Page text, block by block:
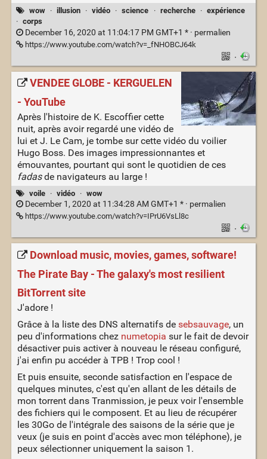
wow · illusion · vidéo · science · recherche · expérience
· corps
December 16, 2020 at 11:04:17 PM GMT+1 * · permalien
https://www.youtube.com/watch?v=_fNHOBCJ64k
·
VENDEE GLOBE - KERGUELEN
- YouTube
Après l'histoire de K. Escoffier cette
nuit, après avoir regardé une vidéo de
lui et J. Le Cam, je tombe sur cette vidéo du voilier
Hugo Boss. Des images impressionnantes et
émouvantes, pourtant qui sont le quotidien de ces
fadasde navigateurs au large !
voile · vidéo · wow
December 1, 2020 at 11:34:28 AM GMT+1 * · permalien
https://www.youtube.com/watch?v=IPrU6VsLl8c
·
Download music, movies, games, software!
The Pirate Bay - The galaxy's most resilient
BitTorrent site
J'adore !
Grâce à la liste des DNS alternatifs de sebsauvage, un
peu d'informations chez numetopia sur le fait de devoir
désactiver puis activer à nouveau le réseau configuré,
j'ai enfin pu accéder à TPB ! Trop cool !
Et puis ensuite, seconde satisfaction en l'espace de
quelques minutes, c'est qu'en allant de les détails de
mon torrent dans Tranmission, je peux voir l'ensemble
des fichiers qui le composent. Et au lieu de récupérer
les 30Go de l'intégrale des saisons de la série que je
veux (je suis en point d'accès avec mon téléphone), je
peux sélectionner uniquement la saison 1.